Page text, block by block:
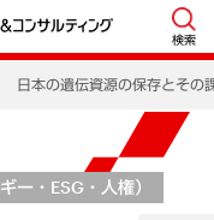
検索
日本の遺伝資源の保存とその
ー・ESG・人権）